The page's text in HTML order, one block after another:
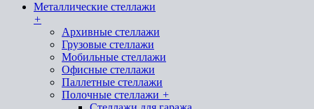
Металлические стеллажи
+
Архивные стеллажи
Грузовые стеллажи
Мобильные стеллажи
Офисные стеллажи
Паллетные стеллажи
Полочные стеллажи +